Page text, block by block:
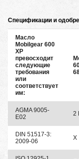
Спецификации и
Масло
Mobilgear 600
XP
превосходит
следующие
требования
или
соответствует
им:
AGMA 9005-
E02
2
DIN 51517-3:
2009-06
X